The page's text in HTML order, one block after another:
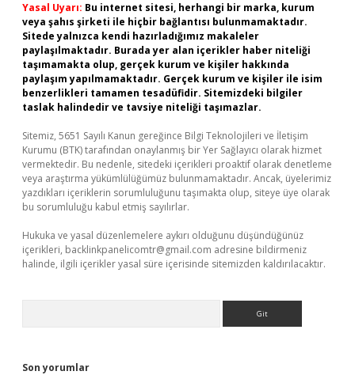
Yasal Uyarı: Bu internet sitesi, herhangi bir marka, kurum
veya şahıs şirketi ile hiçbir bağlantısı bulunmamaktadır.
Sitede yalnızca kendi hazırladığımız makaleler
paylaşılmaktadır. Burada yer alan içerikler haber niteliği
taşımamakta olup, gerçek kurum ve kişiler hakkında
paylaşım yapılmamaktadır. Gerçek kurum ve kişiler ile isim
benzerlikleri tamamen tesadüfidir. Sitemizdeki bilgiler
taslak halindedir ve tavsiye niteliği taşımazlar.
Sitemiz, 5651 Sayılı Kanun gereğince Bilgi Teknolojileri ve İletişim
Kurumu (BTK) tarafından onaylanmış bir Yer Sağlayıcı olarak hizmet
vermektedir. Bu nedenle, sitedeki içerikleri proaktif olarak denetleme
veya araştırma yükümlülüğümüz bulunmamaktadır. Ancak, üyelerimiz
yazdıkları içeriklerin sorumluluğunu taşımakta olup, siteye üye olarak
bu sorumluluğu kabul etmiş sayılırlar.
Hukuka ve yasal düzenlemelere aykırı olduğunu düşündüğünüz
içerikleri, backlinkpanelicomtr@gmail.com adresine bildirmeniz
halinde, ilgili içerikler yasal süre içerisinde sitemizden kaldırılacaktır.
Son yorumlar